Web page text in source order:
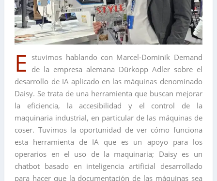
E stuvimos hablando con Marcel-Dominik Demand
de la empresa alemana Dürkopp Adler sobre el
desarrollo de IA aplicado en las máquinas denominado
Daisy. Se trata de una herramienta que buscan mejorar
la eficiencia, la accesibilidad y el control de la
maquinaria industrial, en particular de las máquinas de
coser. Tuvimos la oportunidad de ver cómo funciona
esta herramienta de IA que es un apoyo para los
operarios en el uso de la maquinaria; Daisy es un
chatbot basado en inteligencia artificial desarrollado
para hacer que la documentación de las máquinas sea